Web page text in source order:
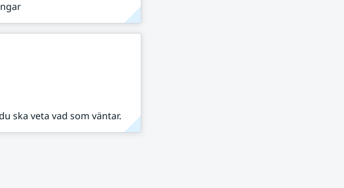
ska veta vad som väntar.